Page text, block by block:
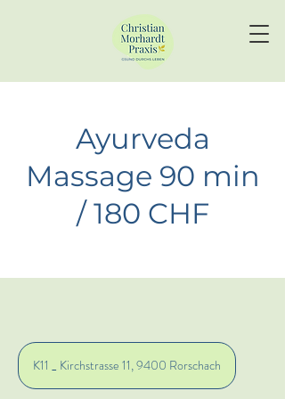
Ayurveda
Massage 90 min
/ 180 CHF
K11 _ Kirchstrasse 11, 9400 Rorschach